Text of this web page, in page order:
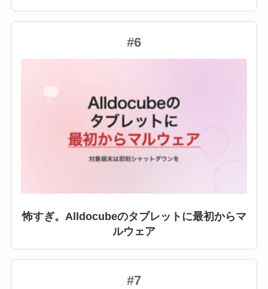
#6
怖すぎ。Alldocubeのタブレットに最初からマ
ルウェア
#7